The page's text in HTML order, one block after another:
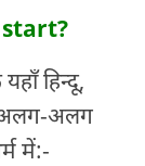
हिन्दू,
अलग-अलग
में:-